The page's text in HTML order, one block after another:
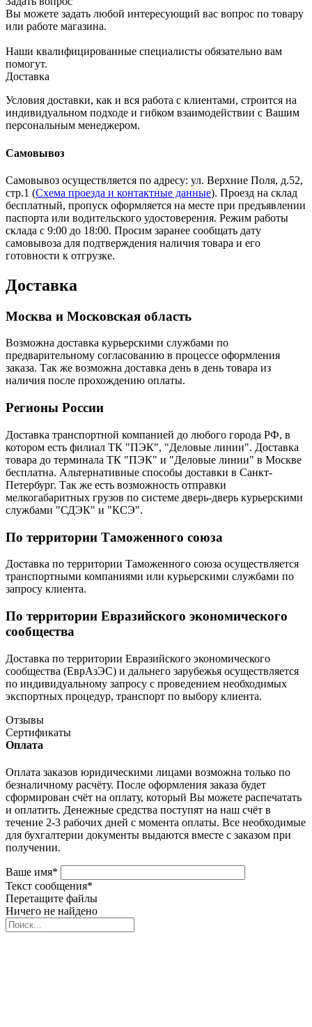
Вы можете задать любой интересующий вас вопрос по товару
или работе магазина.
Наши квалифицированные специалисты обязательно вам
помогут.
Доставка
Условия доставки, как и вся работа с клиентами, строится на
индивидуальном подходе и гибком взаимодействии с Вашим
персональным менеджером.
Самовывоз
Самовывоз осуществляется по адресу: ул. Верхние Поля, д.52,
стр.1 (Схема проезда и контактные данные). Проезд на склад
бесплатный, пропуск оформляется на месте при предъявлении
паспорта или водительского удостоверения. Режим работы
склада с 9:00 до 18:00. Просим заранее сообщать дату
самовывоза для подтверждения наличия товара и его
готовности к отгрузке.
Доставка
Москва и Московская область
Возможна доставка курьерскими службами по
предварительному согласованию в процессе оформления
заказа. Так же возможна доставка день в день товара из
наличия после прохождению оплаты.
Регионы России
Доставка транспортной компанией до любого города РФ, в
котором есть филиал ТК "ПЭК", "Деловые линии". Доставка
товара до терминала ТК "ПЭК" и "Деловые линии" в Москве
бесплатна. Альтернативные способы доставки в Санкт-
Петербург. Так же есть возможность отправки
мелкогабаритных грузов по системе дверь-дверь курьерскими
службами "СДЭК" и "КСЭ".
По территории Таможенного союза
Доставка по территории Таможенного союза осуществляется
транспортными компаниями или курьерскими службами по
запросу клиента.
По территории Евразийского экономического
сообщества
Доставка по территории Евразийского экономического
сообщества (ЕврАзЭС) и дальнего зарубежья осуществляется
по индивидуальному запросу с проведением необходимых
экспортных процедур, транспорт по выбору клиента.
Отзывы
Сертификаты
Оплата
Оплата заказов юридическими лицами возможна только по
безналичному расчёту. После оформления заказа будет
сформирован счёт на оплату, который Вы можете распечатать
и оплатить. Денежные средства поступят на наш счёт в
течение 2-3 рабочих дней с момента оплаты. Все необходимые
для бухгалтерии документы выдаются вместе с заказом при
получении.
Ваше имя*
Текст сообщения*
Перетащите файлы
Ничего не найдено